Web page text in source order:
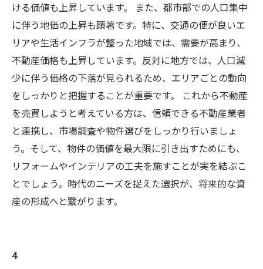
ける価値も上昇しています。 また、都市部での人口集中
に伴う地価の上昇も顕著です。特に、交通の便が良いエ
リアや生活インフラが整った地域では、需要が高まり、
不動産価格も上昇しています。反対に地方では、人口減
少に伴う価格の下落が見られるため、エリアごとの動向
をしっかりと把握することが重要です。 これから不動産
を売買しようと考えている方は、信頼できる不動産業者
と連携し、市場調査や物件選びをしっかり行いましょ
う。そして、物件の価値を最大限に引き出すためにも、
リフォームやインテリアの工夫を施すことが実を結ぶこ
とでしょう。時代のニーズを捉えた選択が、将来的な資
産の形成へと繋がります。
4